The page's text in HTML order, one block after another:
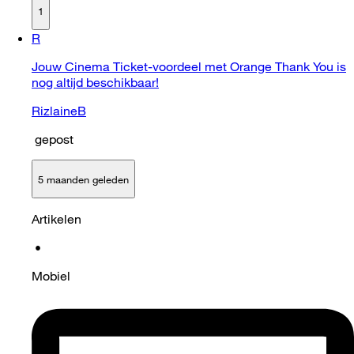
1
R
Jouw Cinema Ticket-voordeel met Orange Thank You is
nog altijd beschikbaar!
RizlaineB
gepost
5 maanden geleden
Artikelen
•
Mobiel